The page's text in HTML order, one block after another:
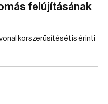
felújításának
korszerűsítését is érinti